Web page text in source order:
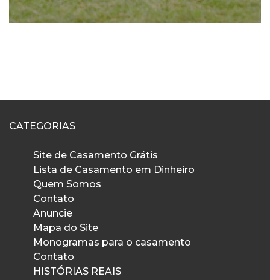
CATEGORIAS
Site de Casamento Grátis
Lista de Casamento em Dinheiro
Quem Somos
Contato
Anuncie
Mapa do Site
Monogramas para o casamento
Contato
HISTÓRIAS REAIS